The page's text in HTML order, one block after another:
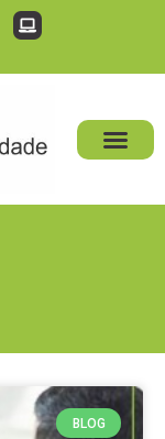
BLOG